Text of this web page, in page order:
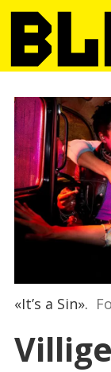
«It’s a Sin».